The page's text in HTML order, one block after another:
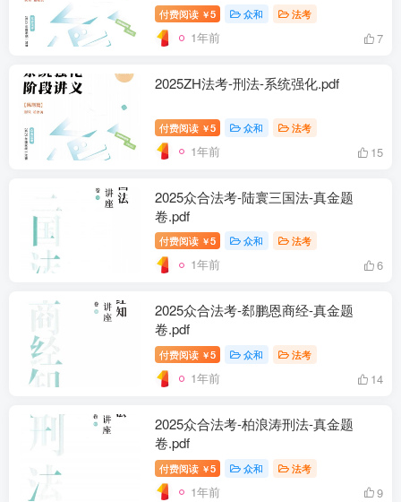
付费阅读 ￥5 众和 法考
1年前 7
2025ZH法考-刑法-系统强化.pdf
付费阅读 ￥5 众和 法考
1年前 15
2025众合法考-陆寰三国法-真金题
卷.pdf
付费阅读 ￥5 众和 法考
1年前 6
2025众合法考-郄鹏恩商经-真金题
卷.pdf
付费阅读 ￥5 众和 法考
1年前 14
2025众合法考-柏浪涛刑法-真金题
卷.pdf
付费阅读 ￥5 众和 法考
1年前 9